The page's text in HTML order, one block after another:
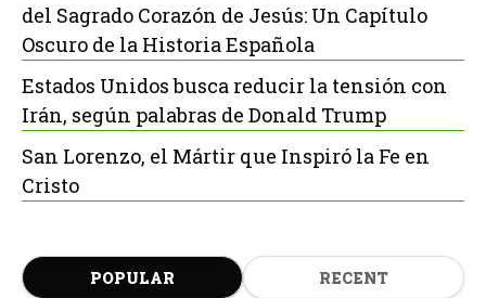
del Sagrado Corazón de Jesús: Un Capítulo
Oscuro de la Historia Española
Estados Unidos busca reducir la tensión con
Irán, según palabras de Donald Trump
San Lorenzo, el Mártir que Inspiró la Fe en
Cristo
POPULAR RECENT